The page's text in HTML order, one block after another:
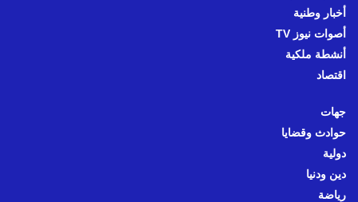
أخبار وطنية
أصوات نيوز TV
أنشطة ملكية
اقتصاد
جهات
حوادث وقضايا
دولية
دين ودنيا
رياضة